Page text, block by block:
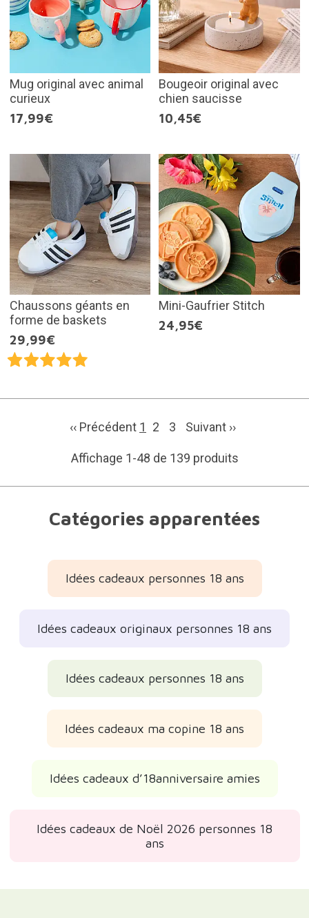
Mug original avec animal
curieux
17,99€
Bougeoir original avec
chien saucisse
10,45€
Chaussons géants en
forme de baskets
29,99€
Mini-Gaufrier Stitch
24,95€
‹‹ Précédent 1 2 3 Suivant ››
Affichage 1-48 de 139 produits
Catégories apparentées
Idées cadeaux personnes 18 ans
Idées cadeaux originaux personnes 18 ans
Idées cadeaux personnes 18 ans
Idées cadeaux ma copine 18 ans
Idées cadeaux d’18anniversaire amies
Idées cadeaux de Noël 2026 personnes 18
ans